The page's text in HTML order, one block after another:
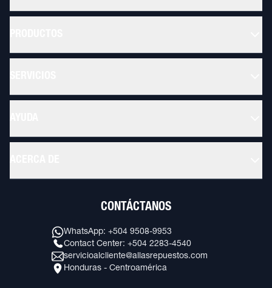
CONTÁCTANOS
WhatsApp: +504 9508-9953
Contact Center: +504 2283-4540
servicioalcliente@allasrepuestos.com
Honduras - Centroamérica